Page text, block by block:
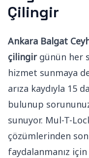
Çilingir
Ankara Balgat
çilingirgünün her
hizmet sunmaya
arıza kaydıyla 15
bulunup
sunuyor. Mul-T-
çözümlerinden
faydalanmanız